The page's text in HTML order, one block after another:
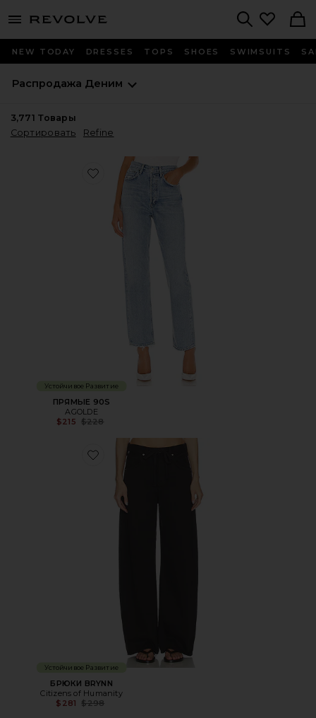
menu - shows more content
NEW TODAY DRESSES TOPS SHOES SWIMSUITS
Распродажа Деним
3,771 Товары
Сортировать
Refine
Favorite ПРЯМЫЕ 90S
Устойчивое Развитие
ПРЯМЫЕ 90S
AGOLDE
$215 Previous price:
$228
Favorite БРЮКИ BRYNN
Устойчивое Развитие
БРЮКИ BRYNN
Citizens of Humanity
$281
Previous price:
$298